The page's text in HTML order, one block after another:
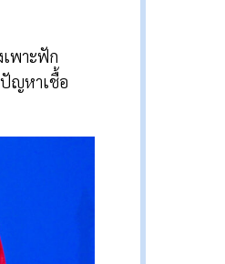
พาะฟัก
ปัญหาเชื้อ